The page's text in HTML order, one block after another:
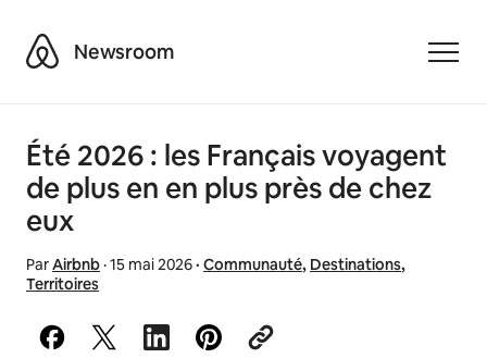
AirbnbNewsroom
Été 2026 : les Français voyagent
de plus en en plus près de chez
eux
ParAirbnb·15 mai 2026· Communauté, Destinations,
Territoires